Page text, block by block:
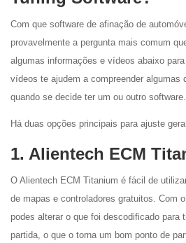
Com que software de afinação de
provavelmente a pergunta mais comum
algumas informações e vídeos abaixo
vídeos te ajudem a compreender algumas
quando se decide ter um ou outro software.
Há duas opções principais para ajuste
1. Alientech ECM
O Alientech ECM Titanium é fácil de
de mapas e controladores gratuitos. Com
podes alterar o que foi descodificado para
partida, o que o torna um bom ponto de